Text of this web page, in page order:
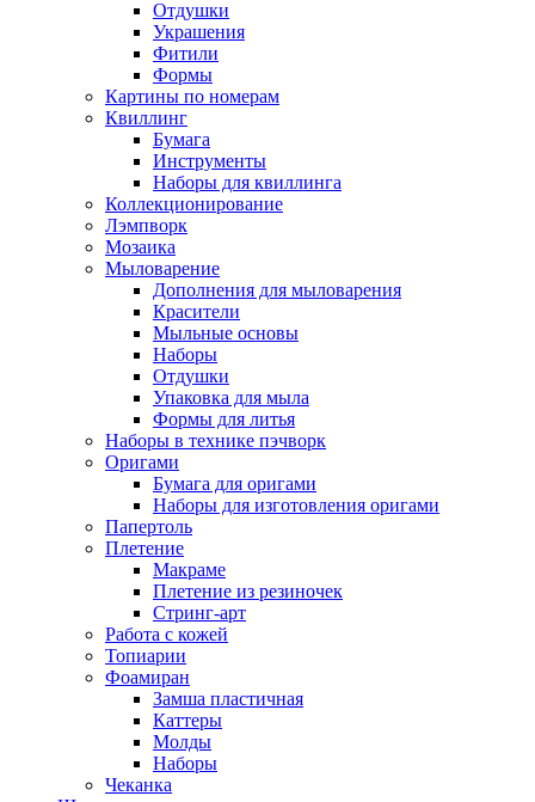
Отдушки
Украшения
Фитили
Формы
Картины по номерам
Квиллинг
Бумага
Инструменты
Наборы для квиллинга
Коллекционирование
Лэмпворк
Мозаика
Мыловарение
Дополнения для мыловарения
Красители
Мыльные основы
Наборы
Отдушки
Упаковка для мыла
Формы для литья
Наборы в технике пэчворк
Оригами
Бумага для оригами
Наборы для изготовления оригами
Папертоль
Плетение
Макраме
Плетение из резиночек
Стринг-арт
Работа с кожей
Топиарии
Фоамиран
Замша пластичная
Каттеры
Молды
Наборы
Чеканка